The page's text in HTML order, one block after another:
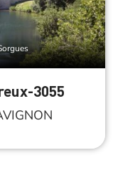
3055